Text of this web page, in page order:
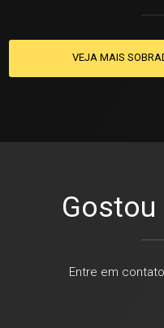
VEJA MAIS
Gostou
Entre em